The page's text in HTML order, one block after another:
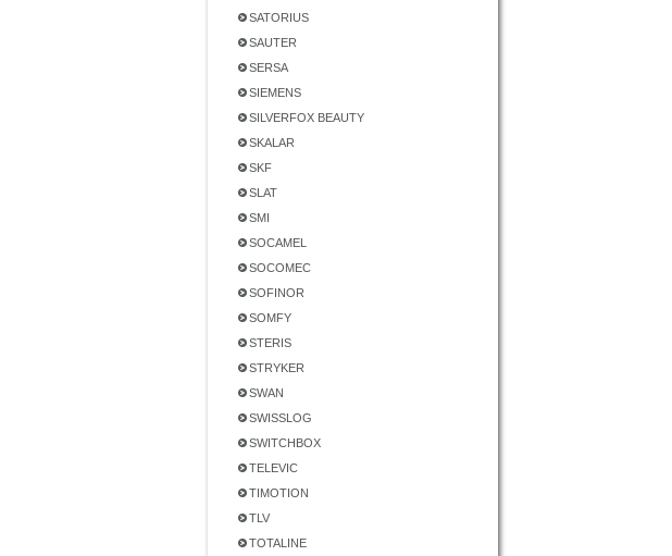
SATORIUS
SAUTER
SERSA
SIEMENS
SILVERFOX BEAUTY
SKALAR
SKF
SLAT
SMI
SOCAMEL
SOCOMEC
SOFINOR
SOMFY
STERIS
STRYKER
SWAN
SWISSLOG
SWITCHBOX
TELEVIC
TIMOTION
TLV
TOTALINE